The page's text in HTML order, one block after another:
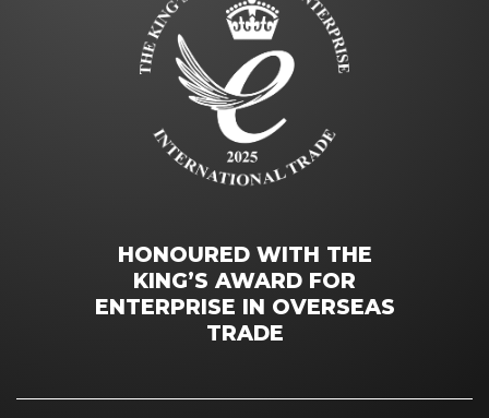
HONOURED WITH THE
KING’S AWARD FOR
ENTERPRISE IN OVERSEAS
TRADE